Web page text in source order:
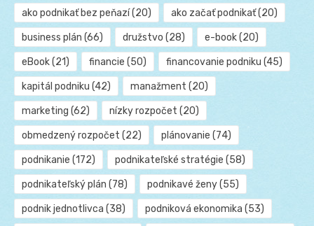
ako podnikať bez peňazí(20) ako začať podnikať(20)
business plán (66) družstvo (28) e-book(20)
eBook(21) financie (50) financovanie podniku (45)
kapitál podniku (42) manažment (20)
marketing (62) nízky rozpočet (20)
obmedzený rozpočet (22) plánovanie (74)
podnikanie (172) podnikateľské stratégie (58)
podnikateľský plán (78) podnikavé ženy(55)
podnik jednotlivca (38) podniková ekonomika (53)